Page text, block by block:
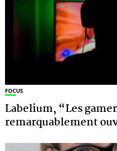
FOCUS
Labelium, “Les
remarquablement